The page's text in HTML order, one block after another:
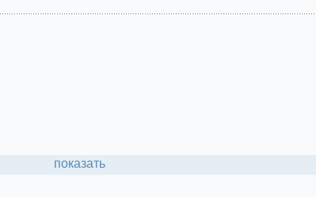
показать